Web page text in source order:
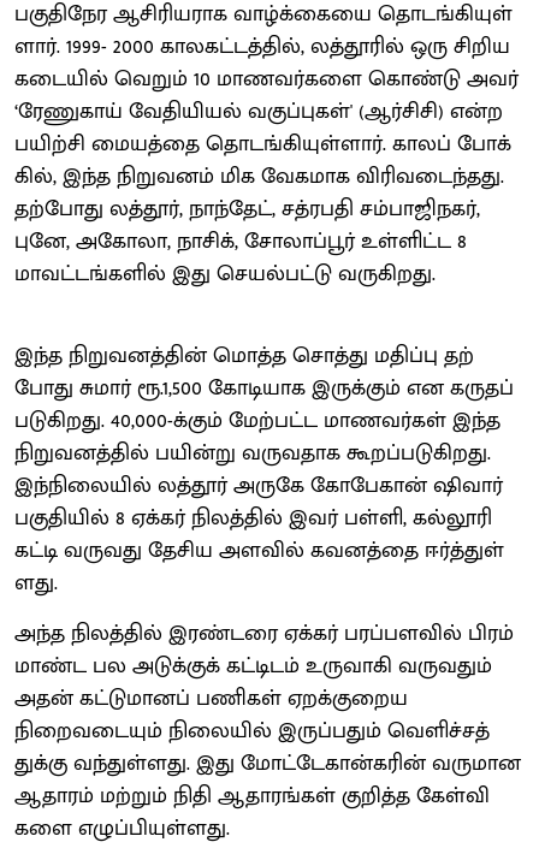
பகு​திநேர ஆசிரிய​ராக வாழ்க்​கையை தொடங்​கி​யுள்​
ளார். 1999- 2000 கால​கட்​டத்​தில், லத்​தூரில் ஒரு சிறிய
கடை​யில் வெறும் 10 மாணவர்களை கொண்டு அவர்
‘ரேணு​காய் வேதி​யியல் வகுப்புகள்' (ஆர்​சிசி) என்ற
பயிற்சி மையத்தை தொடங்கியுள்ளார். காலப் ​போக்​
கில், இந்த நிறு​வனம் மிக வேக​மாக விரிவடைந்​தது.
தற்​போது லத்​தூர், நாந்​தேட், சத்​ரபதி சம்​பாஜிநகர்,
புனே, அகோலா, நாசிக், சோலாப்​பூர் உள்​ளிட்ட 8
மாவட்​டங்​களில் இது செயல்​பட்டு வரு​கிறது.
இந்​த நிறு​வனத்​தின் மொத்த சொத்து மதிப்பு தற்​
போது சுமார் ரூ.1,500 கோடி​யாக இருக்​கும் என கருதப்​
படு​கிறது. 40,000-க்​கும் மேற்​பட்ட மாணவர்​கள் இந்த
நிறு​வனத்​தில் பயின்று வரு​வ​தாக கூறப்படுகிறது.
இந்​நிலை​யில் லத்​தூர் அருகே கோபே​கான் ஷிவார்
பகு​தி​யில் 8 ஏக்​கர் நிலத்​தில் இவர் பள்​ளி, கல்​லூரி
கட்டி வரு​வது தேசிய அளவில் கவனத்தை ஈர்த்​துள்​
ளது.
அந்த நிலத்​தில் இரண்​டரை ஏக்​கர் பரப்​பள​வில் பிரம்​
மாண்ட பல அடுக்​குக் கட்​டிடம் உரு​வாகி வரு​வதும்
அதன் கட்​டு​மானப் பணிகள் ஏறக்​குறைய
நிறைவடை​யும் நிலை​யில் இருப்​பதும் வெளிச்​சத்​
துக்கு வந்​துள்​ளது. இது மோட்​டே​கான்​கரின் வரு​மான
ஆதா​ரம் மற்​றும் நிதி ஆதா​ரங்​கள் குறித்த கேள்வி​
களை எழுப்பியுள்​ளது.